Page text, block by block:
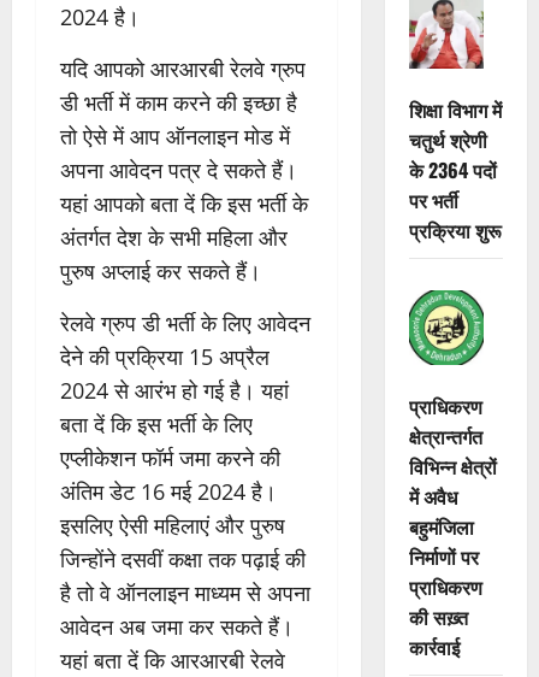
2024 है।
यदि आपको आरआरबी रेलवे ग्रुप
डी भर्ती में काम करने की इच्छा है
तो ऐसे में आप ऑनलाइन मोड में
अपना आवेदन पत्र दे सकते हैं।
यहां आपको बता दें कि इस भर्ती के
अंतर्गत देश के सभी महिला और
पुरुष अप्लाई कर सकते हैं।
रेलवे ग्रुप डी भर्ती के लिए आवेदन
देने की प्रक्रिया 15 अप्रैल
2024 से आरंभ हो गई है। यहां
बता दें कि इस भर्ती के लिए
एप्लीकेशन फॉर्म जमा करने की
अंतिम डेट 16 मई 2024 है।
इसलिए ऐसी महिलाएं और पुरुष
जिन्होंने दसवीं कक्षा तक पढ़ाई की
है तो वे ऑनलाइन माध्यम से अपना
आवेदन अब जमा कर सकते हैं।
यहां बता दें कि आरआरबी रेलवे
शिक्षा विभाग में
चतुर्थ श्रेणी
के 2364 पदों
पर भर्ती
प्रक्रिया शुरू
प्राधिकरण
क्षेत्रान्तर्गत
विभिन्न क्षेत्रों
में अवैध
बहुमंजिला
निर्माणों पर
प्राधिकरण
की सख़्त
कार्रवाई